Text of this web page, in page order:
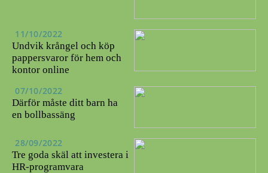
11/10/2022
Undvik krångel och köp
pappersvaror för hem och
kontor online
07/10/2022
Därför måste ditt barn ha
en bollbassäng
28/09/2022
Tre goda skäl att investera i
HR-programvara